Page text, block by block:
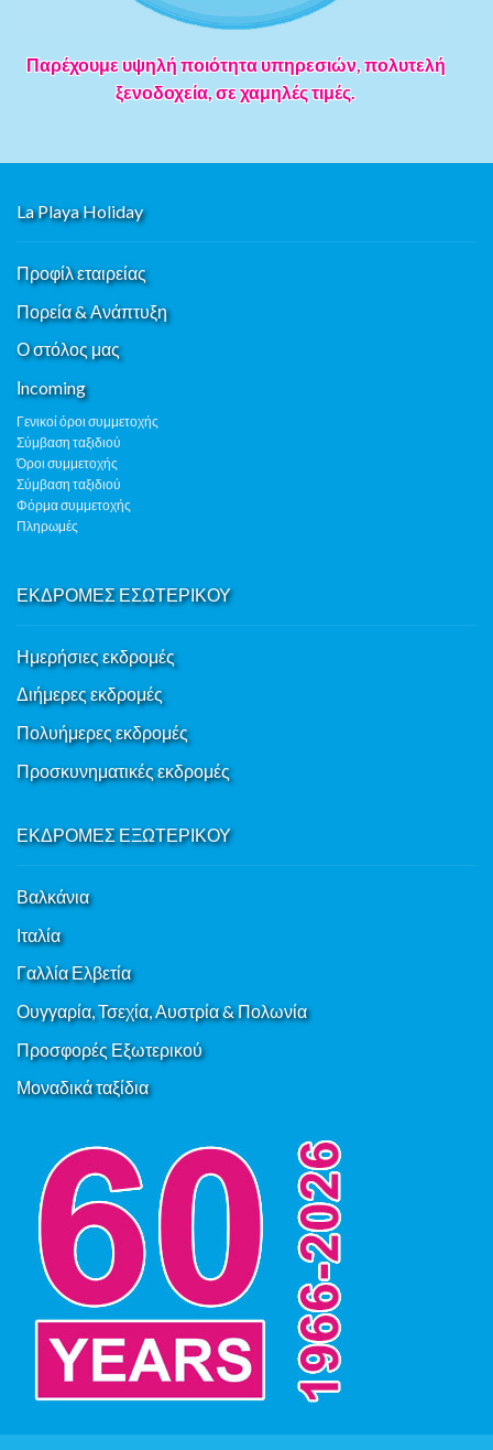
Παρέχουμε υψηλή ποιότητα υπηρεσιών, πολυτελή
ξενοδοχεία, σε χαμηλές τιμές.
La Playa Holiday
Προφίλ εταιρείας
Πορεία & Ανάπτυξη
Ο στόλος μας
Ιncoming
Γενικοί όροι συμμετοχής
Σύμβαση ταξιδιού
Όροι συμμετοχής
Σύμβαση ταξιδιού
Φόρμα συμμετοχής
Πληρωμές
ΕΚΔΡΟΜΕΣ ΕΣΩΤΕΡΙΚΟΥ
Ημερήσιες εκδρομές
Διήμερες εκδρομές
Πολυήμερες εκδρομές
Προσκυνηματικές εκδρομές
ΕΚΔΡΟΜΕΣ ΕΞΩΤΕΡΙΚΟΥ
Βαλκάνια
Ιταλία
Γαλλία Ελβετία
Ουγγαρία, Τσεχία, Αυστρία & Πολωνία
Προσφορές Εξωτερικού
Μοναδικά ταξίδια